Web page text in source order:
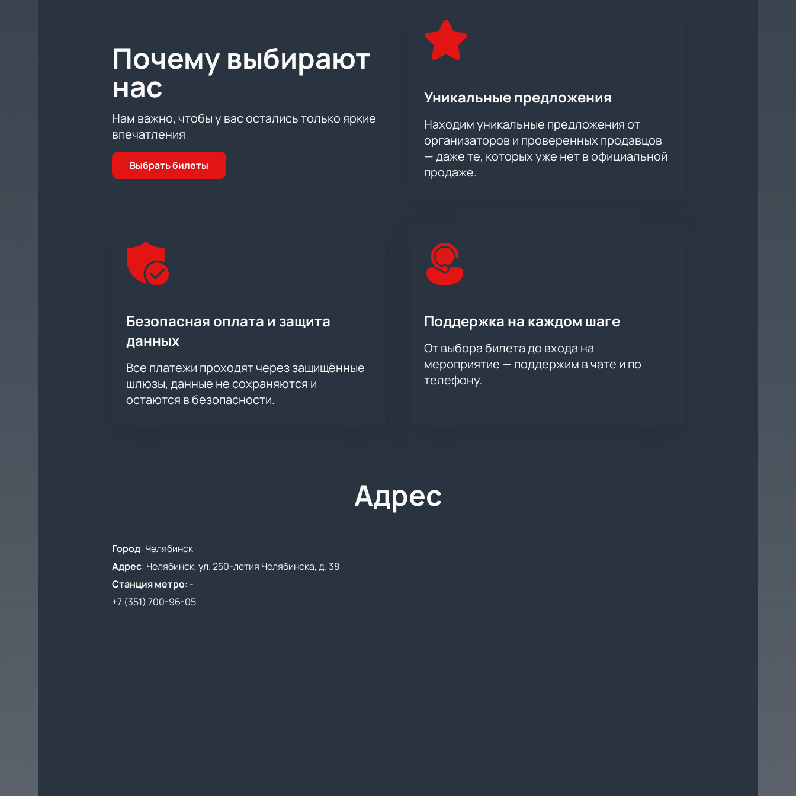
стала одной из ведущих хоккейных лиг мира, привлекая внимание миллионов любителей хоккея.
Не упустите шанс стать свидетелем захватывающего противостояния между «Трактором» и «Витязем»!
нашем сайте можно уже сейчас. Поддержите свою команду и почувствуйте невероятную энергию ледовой арены «Трактор».
Купить билеты на нашем сайте легко и удобно, чтобы не пропустить ни одного важного момента этого увлекательного матча.
Почему выбирают
нас
Нам важно, чтобы у вас остались только яркие
впечатления
Выбрать билеты
Уникальные предложения
Находим уникальные предложения от
организаторов и проверенных продавцов
— даже те, которых уже нет в официальной
продаже.
Безопасная оплата и защита
данных
Все платежи проходят через защищённые
шлюзы, данные не сохраняются и
остаются в безопасности.
Поддержка на каждом шаге
От выбора билета до входа на
мероприятие — поддержим в чате и по
телефону.
Адрес
Город: Челябинск
Адрес: Челябинск, ул. 250-летия Челябинска, д. 38
Станция метро: -
+7 (351) 700-96-05